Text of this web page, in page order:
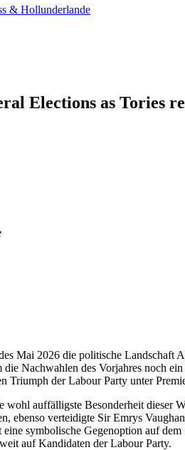
& Hollunderlande
Elections as Tories
Mai 2026 die politische Landschaft
Nachwahlen des Vorjahres noch
Triumph der Labour Party unter
wohl auffälligste Besonderheit dieser
ebenso verteidigte Sir Emrys
symbolische Gegenoption auf
auf Kandidaten der Labour Party.